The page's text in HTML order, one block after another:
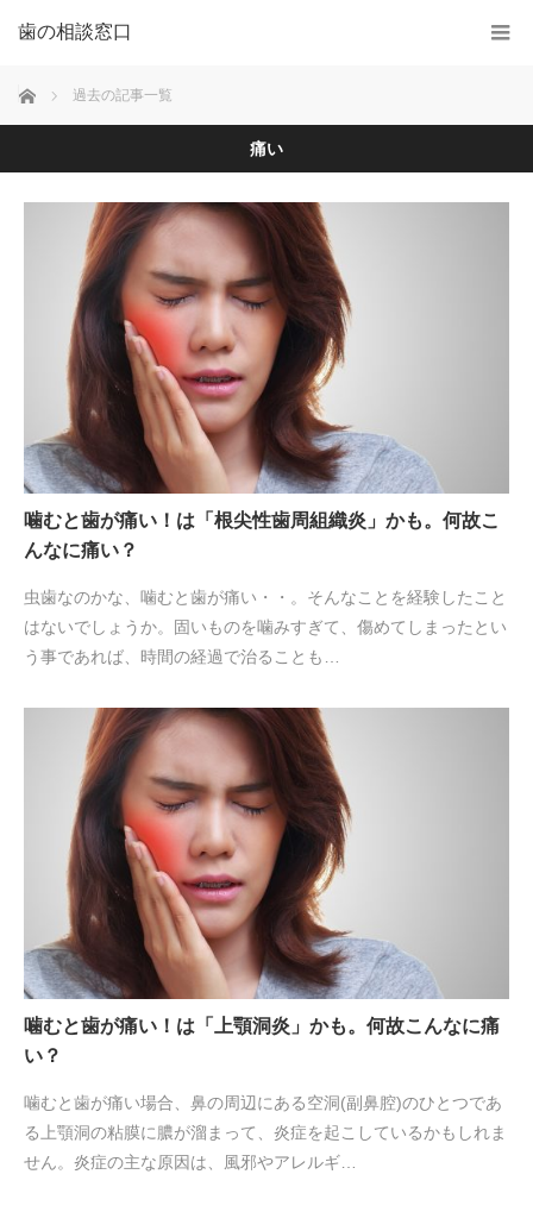
歯の相談窓口
ホーム 過去の記事一覧
痛い
噛むと歯が痛い！は「根尖性歯周組織炎」かも。何故こ
んなに痛い？
虫歯なのかな、噛むと歯が痛い・・。そんなことを経験したこと
はないでしょうか。固いものを噛みすぎて、傷めてしまったとい
う事であれば、時間の経過で治ることも…
噛むと歯が痛い！は「上顎洞炎」かも。何故こんなに痛
い？
噛むと歯が痛い場合、鼻の周辺にある空洞(副鼻腔)のひとつであ
る上顎洞の粘膜に膿が溜まって、炎症を起こしているかもしれま
せん。炎症の主な原因は、風邪やアレルギ…